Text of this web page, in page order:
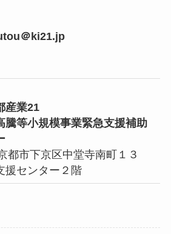
＠ki21.jp
産業21
騰等小規模事業緊急支援補助
市下京区中堂寺南町１３
センター２階